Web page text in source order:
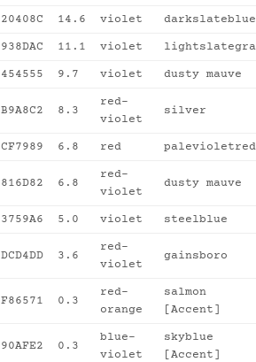
20408C 14.6 violet darkslateblue
938DAC 11.1 violet
454555 9.7 violet dusty mauve
B9A8C2 8.3
red-
violet
silver
CF7989 6.8 red palevioletred
816D82 6.8
red-
violet
dusty mauve
3759A6 5.0 violet steelblue
DCD4DD 3.6
red-
violet
gainsboro
F86571 0.3
red-
orange
salmon
[Accent]
90AFE2 0.3
blue-
violet
skyblue
[Accent]